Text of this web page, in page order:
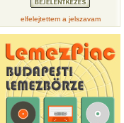
elfelejtettem a jelszavam